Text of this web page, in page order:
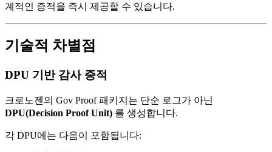
계적인 증적을 즉시 제공할 수 있습니다.
기술적 차별점
DPU 기반 감사 증적
크로노젠의 Gov Proof 패키지는 단순 로그가 아닌
DPU(Decision Proof Unit) 를 생성합니다.
각 DPU에는 다음이 포함됩니다: